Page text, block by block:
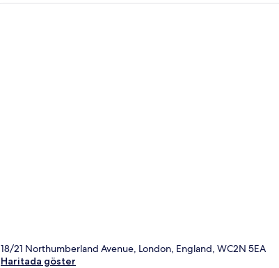
18/21 Northumberland Avenue, London, England, WC2N 5EA
Haritada göster